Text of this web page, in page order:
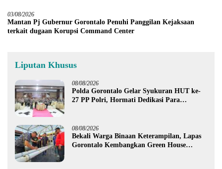
03/08/2026
Mantan Pj Gubernur Gorontalo Penuhi Panggilan Kejaksaan
terkait dugaan Korupsi Command Center
Liputan Khusus
08/08/2026
Polda Gorontalo Gelar Syukuran HUT ke-
27 PP Polri, Hormati Dedikasi Para
08/08/2026
Bekali Warga Binaan Keterampilan, Lapas
Gorontalo Kembangkan Green House